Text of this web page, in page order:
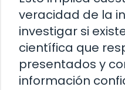
veracidad de la
investigar si
científica que
presentados y
información